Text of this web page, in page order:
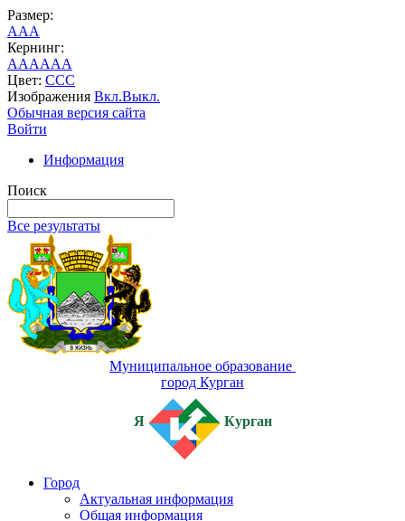
Размер:
AAA
Кернинг:
AAAAAA
Цвет: CCC
Изображения Вкл.Выкл.
Обычная версия сайта
Войти
Информация
Поиск
Все результаты
Муниципальное образование
город Курган
Я Курган
Город
Актуальная информация
Общая информация